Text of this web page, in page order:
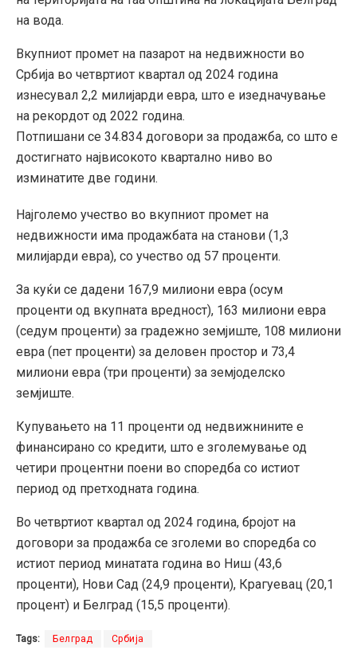
на вода.
Вкупниот промет на пазарот на недвижности во
Србија во четвртиот квартал од 2024 година
изнесувал 2,2 милијарди евра, што е изедначување
на рекордот од 2022 година.
Потпишани се 34.834 договори за продажба, со што е
достигнато највисокото квартално ниво во
изминатите две години.
Најголемо учество во вкупниот промет на
недвижности има продажбата на станови (1,3
милијарди евра), со учество од 57 проценти.
За куќи се дадени 167,9 милиони евра (осум
проценти од вкупната вредност), 163 милиони евра
(седум проценти) за градежно земјиште, 108 милиони
евра (пет проценти) за деловен простор и 73,4
милиони евра (три проценти) за земјоделско
земјиште.
Купувањето на 11 проценти од недвижнините е
финансирано со кредити, што е зголемување од
четири процентни поени во споредба со истиот
период од претходната година.
Во четвртиот квартал од 2024 година, бројот на
договори за продажба се зголеми во споредба со
истиот период минатата година во Ниш (43,6
проценти), Нови Сад (24,9 проценти), Крагуевац (20,1
процент) и Белград (15,5 проценти).
Tags: Белград Србија